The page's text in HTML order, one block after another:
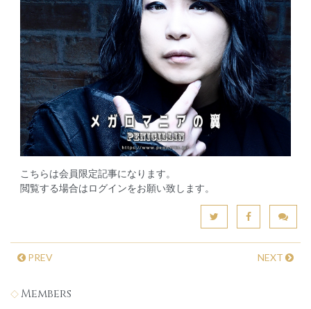
こちらは会員限定記事になります。
閲覧する場合はログインをお願い致します。
PREV NEXT
Members